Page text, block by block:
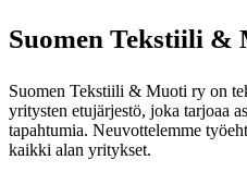
Suomen Tekstiili &
Suomen Tekstiili & Muoti ry on
yritysten etujärjestö, joka tarjoaa
tapahtumia. Neuvottelemme
kaikki alan yritykset.